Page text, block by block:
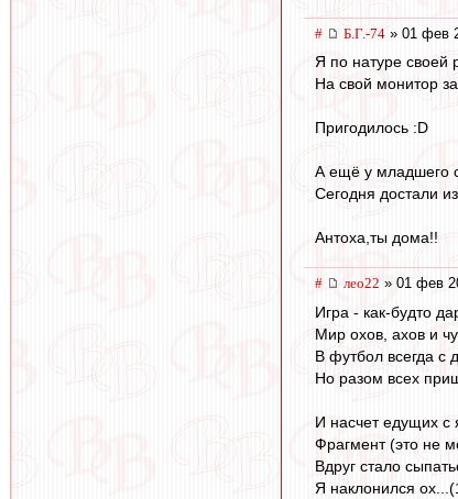
# Б.Г.-74 » 01 фев
Я по натуре своей
На свой монитор
Пригодилось :D
А ещё у младшего
Сегодня достали
Антоха,ты дома!!
# лео22 » 01 фев
Игра - как-будто
Мир охов, ахов и
В футбол всегда с
Но разом всех
И насчет едущих с
Фрагмент (это не
Вдруг стало
Я наклонился